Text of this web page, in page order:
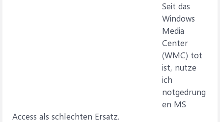
Seit das
Windows
Media
Center
(WMC) tot
ist, nutze
ich
notgedrung
en MS
Access als schlechten Ersatz.